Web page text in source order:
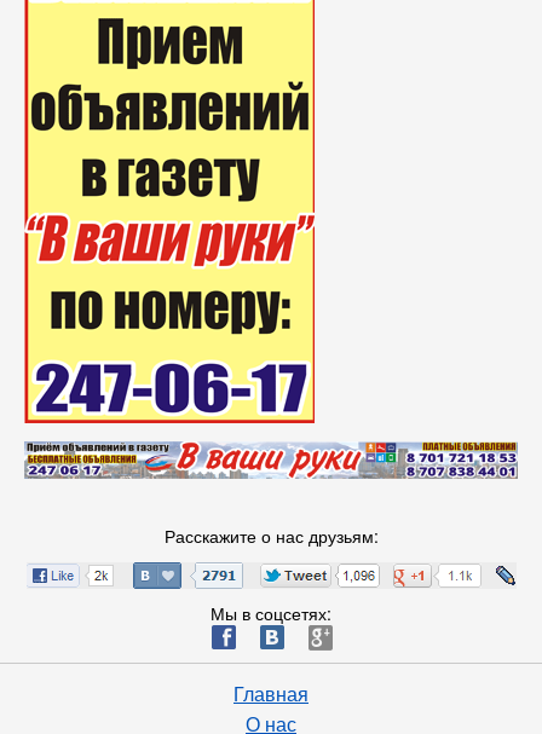
Расскажите о нас друзьям:
Мы в соцсетях:
ä æ è
Главная
О нас